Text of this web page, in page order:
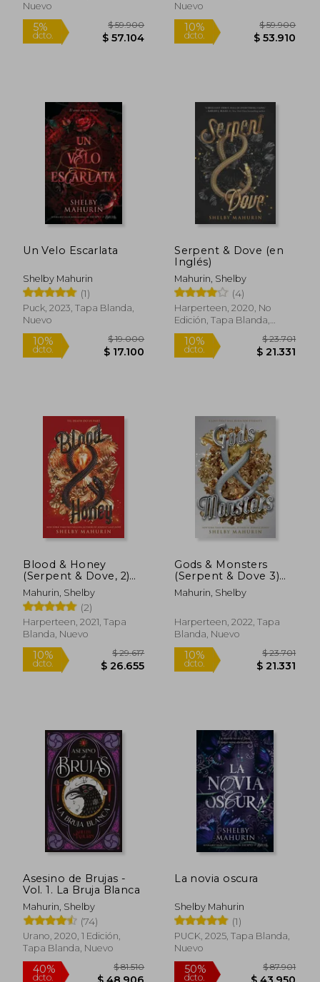
Nuevo
5%
dcto. $ 57.104
Nuevo
10%
dcto.
Un Velo Escarlata
Shelby Mahurin
(1)
Puck, 2023, Tapa Blanda,
Nuevo
dcto.
Serpent & Dove (en
Inglés)
Mahurin, Shelby
(4)
Harperteen, 2020, No
Edición, Tapa Blanda,
Nuevo
dcto.
Blood & Honey
(Serpent & Dove, 2)
(en Inglés)
Mahurin, Shelby
(2)
Harperteen, 2021, Tapa
Blanda, Nuevo
10%
dcto.
Gods & Monsters
(Serpent & Dove 3)
(en Inglés)
Mahurin, Shelby
Harperteen, 2022, Tapa
Blanda, Nuevo
10%
dcto.
Asesino de Brujas -
Vol. 1. La Bruja Blanca
Mahurin, Shelby
(74)
Urano, 2020, 1 Edición,
Tapa Blanda, Nuevo
La novia oscura
Shelby Mahurin
(1)
PUCK, 2025, Tapa Blanda,
Nuevo